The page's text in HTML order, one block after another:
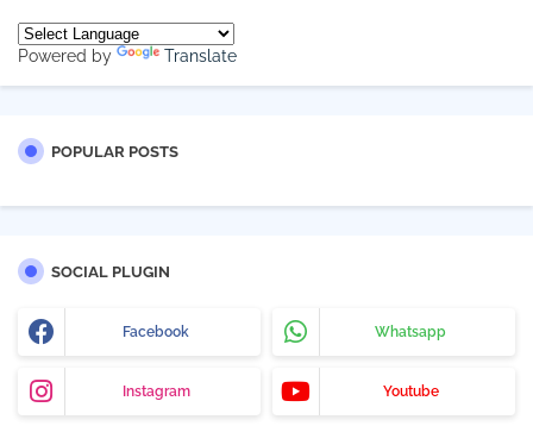
Powered by Translate
POPULAR POSTS
SOCIAL PLUGIN
Facebook Whatsapp
Instagram Youtube